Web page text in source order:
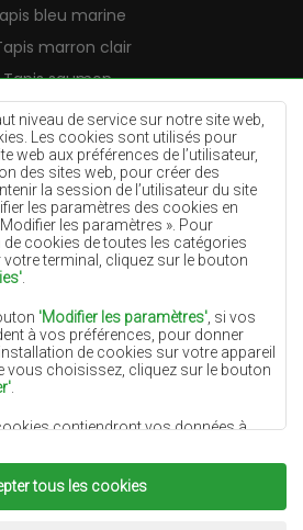
niveau de service sur notre site web,
Les cookies sont utilisés pour
web aux préférences de l’utilisateur,
des sites web, pour créer des
la session de l’utilisateur du site
les paramètres des cookies en
les paramètres ». Pour
cookies de toutes les catégories
terminal, cliquez sur le bouton
'Modifier les paramètres' , si vos
à vos préférences, pour donner
de cookies sur votre appareil
vous choisissez, cliquez sur le bouton
contiendront vos données à
des données (DYWANYCHEMEX)
de la fourniture de services de haute
et des activités de marketing du
des données et de ses Partenaires de
tous les cookies
bleu marine
marron clair
Tapis saumon
Tapis crème
Tapis lilas
Tapis jaunes
Tapis menthe
Tapis bleus
Tapis oranges
Tapis gris
Tapis terre cuite
Tapis dorés